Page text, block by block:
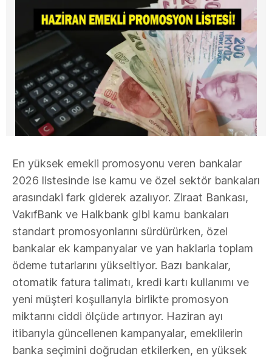
En yüksek emekli promosyonu veren bankalar
2026 listesinde ise kamu ve özel sektör bankaları
arasındaki fark giderek azalıyor. Ziraat Bankası,
VakıfBank ve Halkbank gibi kamu bankaları
standart promosyonlarını sürdürürken, özel
bankalar ek kampanyalar ve yan haklarla toplam
ödeme tutarlarını yükseltiyor. Bazı bankalar,
otomatik fatura talimatı, kredi kartı kullanımı ve
yeni müşteri koşullarıyla birlikte promosyon
miktarını ciddi ölçüde artırıyor. Haziran ayı
itibarıyla güncellenen kampanyalar, emeklilerin
banka seçimini doğrudan etkilerken, en yüksek